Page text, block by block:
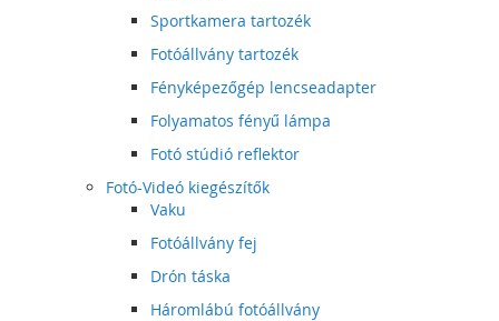
Sportkamera tartozék
Fotóállvány tartozék
Fényképezőgép lencseadapter
Folyamatos fényű lámpa
Fotó stúdió reflektor
Fotó-Videó kiegészítők
Vaku
Fotóállvány fej
Drón táska
Háromlábú fotóállvány